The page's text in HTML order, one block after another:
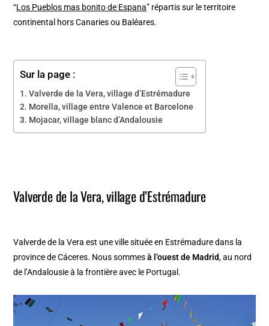
“Los Pueblos mas bonito de Espana” répartis sur le territoire
continental hors Canaries ou Baléares.
Sur la page :
Valverde de la Vera, village d’Estrémadure
Morella, village entre Valence et Barcelone
Mojacar, village blanc d’Andalousie
Valverde de la Vera, village d’Estrémadure
Valverde de la Vera est une ville située en Estrémadure dans la
province de Cáceres. Nous sommesà l’ouest de Madrid, au nord
de l’Andalousie à la frontière avec le Portugal.